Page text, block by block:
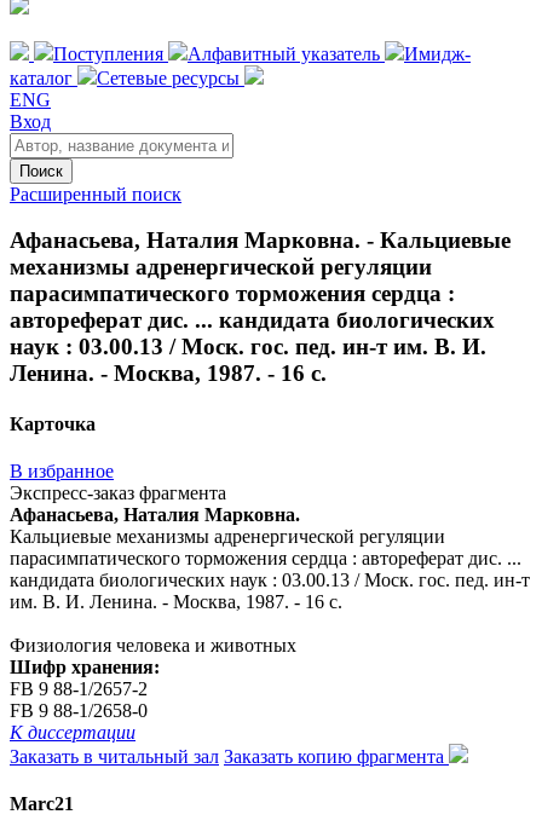
Поступления Алфавитный указатель
Имидж-
каталог
Сетевые ресурсы
ENG
Вход
Поиск
Расширенный поиск
Афанасьева, Наталия Марковна. - Кальциевые
механизмы адренергической регуляции
парасимпатического торможения сердца :
автореферат дис. ... кандидата биологических
наук : 03.00.13 / Моск. гос. пед. ин-т им. В. И.
Ленина. - Москва, 1987. - 16 с.
Карточка
В избранное
Экспресс-заказ фрагмента
Афанасьева, Наталия Марковна.
Кальциевые механизмы адренергической регуляции
парасимпатического торможения сердца : автореферат дис. ...
кандидата биологических наук : 03.00.13 / Моск. гос. пед. ин-т
им. В. И. Ленина. - Москва, 1987. - 16 с.
Физиология человека и животных
Шифр хранения:
FB 9 88-1/2657-2
FB 9 88-1/2658-0
К диссертации
Заказать в читальный зал Заказать копию фрагмента
Marc21